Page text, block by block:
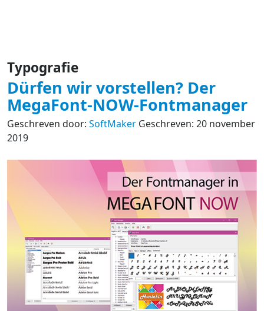
Typografie
Dürfen wir vorstellen? Der
MegaFont-NOW-Fontmanager
Geschreven door: SoftMaker Geschreven: 20 november
2019